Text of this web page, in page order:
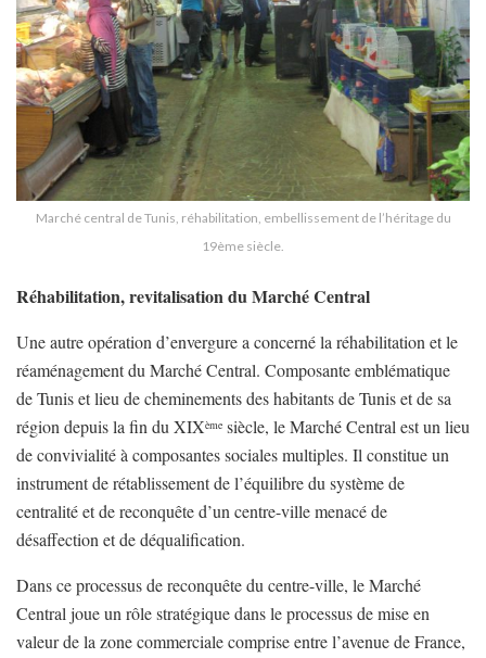
Marché central de Tunis, réhabilitation, embellissement de l’héritage du
19ème siècle.
Réhabilitation, revitalisation du Marché Central
Une autre opération d’envergure a concerné la réhabilitation et le
réaménagement du Marché Central. Composante emblématique
de Tunis et lieu de cheminements des habitants de Tunis et de sa
région depuis la fin du XIXème siècle, le Marché Central est un lieu
de convivialité à composantes sociales multiples. Il constitue un
instrument de rétablissement de l’équilibre du système de
centralité et de reconquête d’un centre-ville menacé de
désaffection et de déqualification.
Dans ce processus de reconquête du centre-ville, le Marché
Central joue un rôle stratégique dans le processus de mise en
valeur de la zone commerciale comprise entre l’avenue de France,